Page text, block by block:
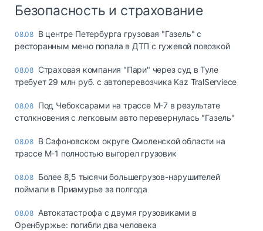
Безопасность и страхование
08.08 В центре Петербурга грузовая "Газель" с
ресторанным меню попала в ДТП с гужевой повозкой
08.08 Страховая компания "Пари" через суд в Туле
требует 29 млн руб. с автоперевозчика Kaz TralServiece
08.08 Под Чебоксарами на трассе М-7 в результате
столкновения с легковым авто перевернулась "Газель"
08.08 В Сафоновском округе Смоленской области на
трассе М-1 полностью выгорел грузовик
08.08 Более 8,5 тысячи большегрузов-нарушителей
поймали в Приамурье за полгода
08.08 Автокатастрофа с двумя грузовиками в
Оренбуржье: погибли два человека